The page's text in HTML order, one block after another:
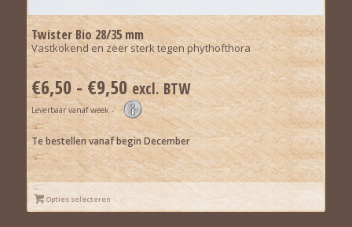
Twister Bio 28/35 mm
Vastkokend en zeer sterk tegen phythofthora
€6,50 -€9,50Prijsklasse:
€6,50
tot
€9,50
excl. BTW
Leverbaar vanaf week -
Te bestellen vanaf begin December
Opties selecteren